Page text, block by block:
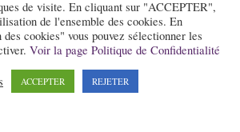
Rhône-Alpes » qui a pour objet la promotion du
de visite. En cliquant sur "ACCEPTER",
de l'ensemble des cookies. En
cookies" vous pouvez sélectionner les
Voir la page Politique de Confidentialité
ACCEPTER REJETER